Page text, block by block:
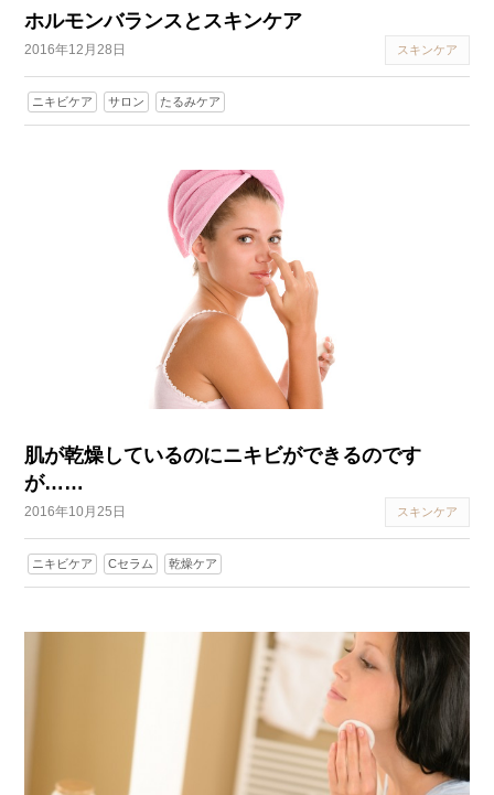
ホルモンバランスとスキンケア
2016年12月28日 スキンケア
ニキビケア サロン たるみケア
肌が乾燥しているのにニキビができるのです
が……
2016年10月25日 スキンケア
ニキビケア Cセラム 乾燥ケア